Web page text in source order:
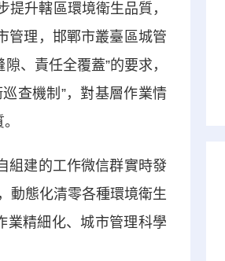
升轄區環境衛生品質，
管理，邯鄲市叢臺區城管
、責任全覆蓋”的要求，
查機制”，對基層作業情
建的工作微信群實時發
動態化清零各種環境衛生
業精細化、城市管理科學